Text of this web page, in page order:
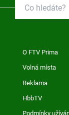
O FTV Prima
Volná místa
Reklama
HbbTV
Podmínky